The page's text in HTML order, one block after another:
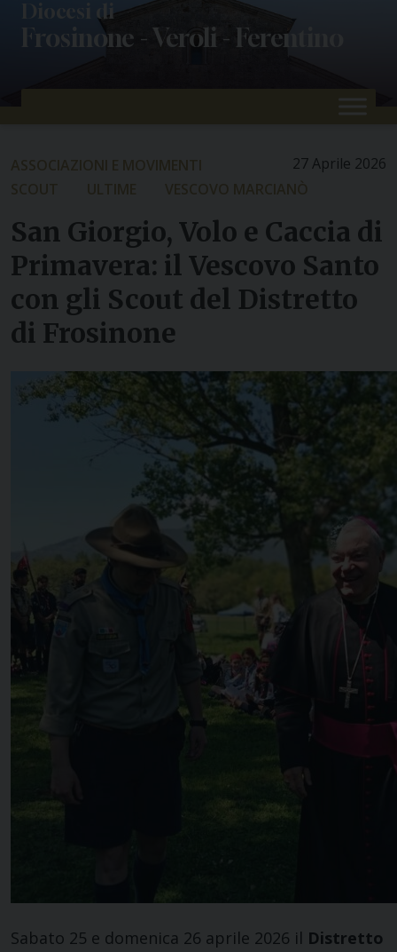
Diocesi di
Frosinone - Veroli - Ferentino
27 Aprile 2026
ASSOCIAZIONI E MOVIMENTI
SCOUT
ULTIME VESCOVO MARCIANÒ
San Giorgio, Volo e Caccia di
Primavera: il Vescovo Santo
con gli Scout del Distretto
di Frosinone
Sabato 25 e domenica 26 aprile 2026 il Distretto